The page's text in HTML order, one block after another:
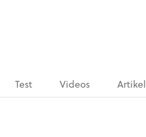
Test Videos Artikel